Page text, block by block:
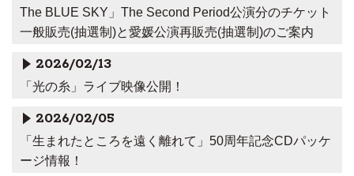
FREE MEMBERS
The BLUE SKY」The Second Period公演分のチケット
一般販売(抽選制)と愛媛公演再販売(抽選制)のご案内
2026/02/13
「光の糸」ライブ映像公開！
2026/02/05
「生まれたところを遠く離れて」50周年記念CDパッケ
ージ情報！